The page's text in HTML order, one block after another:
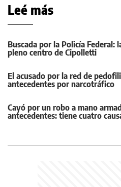
Leé más
Buscada por la Policía Federal:
pleno centro de Cipolletti
El acusado por la red de
antecedentes por narcotráfico
Cayó por un robo a mano
antecedentes: tiene cuatro